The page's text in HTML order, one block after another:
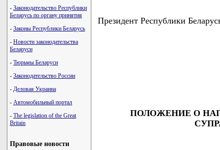
- Законодательство Республики
Беларусь по органу принятия
- Законы Республики Беларусь
- Новости законодательства
Беларуси
- Тюрьмы Беларуси
- Законодательство России
- Деловая Украина
- Автомобильный портал
- The legislation of the Great
Britain
Правовые новости
Президент Республики
ПОЛОЖЕНИЕ О